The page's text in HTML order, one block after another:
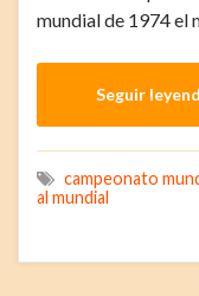
mundial de 1974 el
Seguir
campeonato
al mundial